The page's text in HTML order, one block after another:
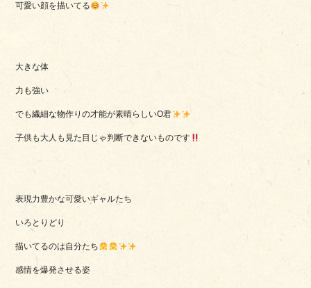
可愛い顔を描いてる
大きな体
力も強い
でも繊細な物作りの才能が素晴らしいO君
子供も大人も見た目じゃ判断できないものです
表現力豊かな可愛いギャルたち
いろとりどり
描いてるのは自分たち
感情を爆発させる姿